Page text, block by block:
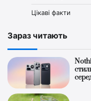
Цікаві факти
Зараз читають